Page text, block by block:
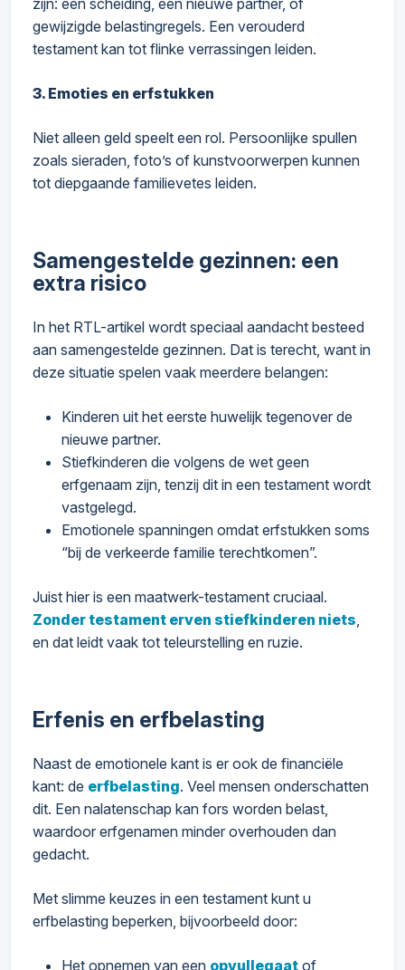
zijn: een scheiding, een nieuwe partner, of
gewijzigde belastingregels. Een verouderd
testament kan tot flinke verrassingen leiden.
3. Emoties en erfstukken
Niet alleen geld speelt een rol. Persoonlijke spullen
zoals sieraden, foto’s of kunstvoorwerpen kunnen
tot diepgaande familievetes leiden.
Samengestelde gezinnen: een
extra risico
In het RTL-artikel wordt speciaal aandacht besteed
aan samengestelde gezinnen. Dat is terecht, want in
deze situatie spelen vaak meerdere belangen:
Kinderen uit het eerste huwelijk tegenover de
nieuwe partner.
Stiefkinderen die volgens de wet geen
erfgenaam zijn, tenzij dit in een testament wordt
vastgelegd.
Emotionele spanningen omdat erfstukken soms
“bij de verkeerde familie terechtkomen”.
Juist hier is een maatwerk-testament cruciaal.
Zonder testament erven stiefkinderen niets,
en dat leidt vaak tot teleurstelling en ruzie.
Erfenis en erfbelasting
Naast de emotionele kant is er ook de financiële
kant: de erfbelasting. Veel mensen onderschatten
dit. Een nalatenschap kan fors worden belast,
waardoor erfgenamen minder overhouden dan
gedacht.
Met slimme keuzes in een testament kunt u
erfbelasting beperken, bijvoorbeeld door:
Het opnemen van een opvullegaat of